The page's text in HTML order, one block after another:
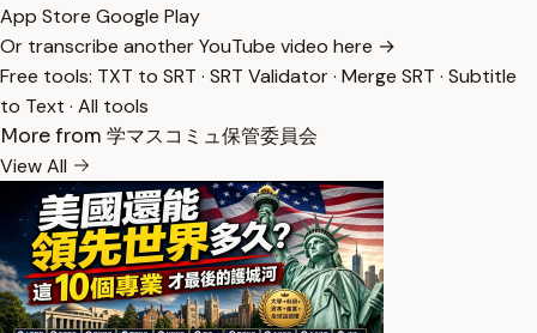
App Store Google Play
Or transcribe another YouTube video here →
Free tools: TXT to SRT · SRT Validator· Merge SRT · Subtitle
to Text · All tools
More from 学マスコミュ保管委員会
View All